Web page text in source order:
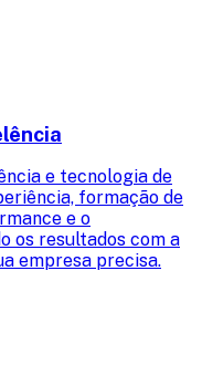
e tecnologia de
formação de
e o
os resultados com a
empresa precisa.